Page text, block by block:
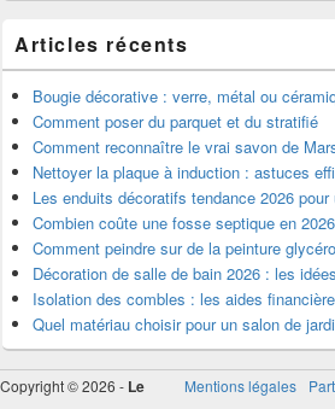
Articles récents
Bougie décorative : verre, métal ou
Comment poser du parquet et du stratifié
Comment reconnaître le vrai savon de
Nettoyer la plaque à induction : astuces
Les enduits décoratifs tendance 2026 pour
Combien coûte une fosse septique en
Comment peindre sur de la peinture
Décoration de salle de bain 2026 : les
Isolation des combles : les aides
Quel matériau choisir pour un salon de
Mentions légales
Copyright © 2026 - Le